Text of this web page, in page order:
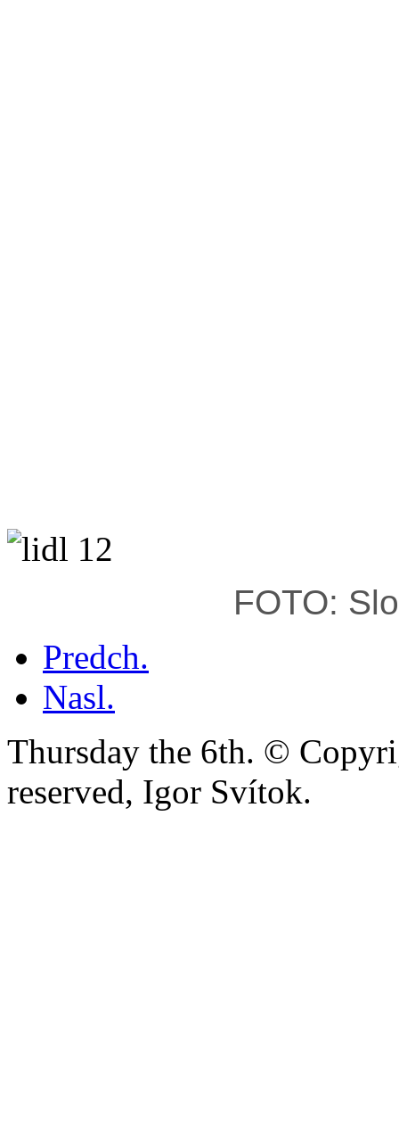
FOTO:
Predch.
Nasl.
Thursday the 6th. ©
reserved, Igor Svítok.